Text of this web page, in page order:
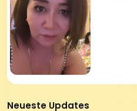
Neueste Updates